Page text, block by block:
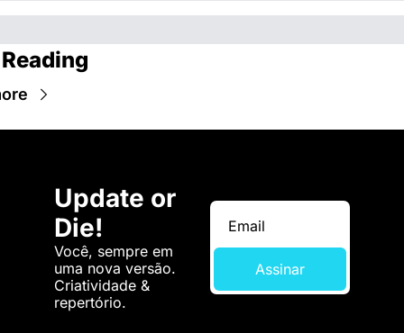
Update or
Die!
Você, sempre em
uma nova versão.
Criatividade &
repertório.
Assinar